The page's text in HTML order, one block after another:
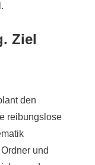
Ziel
den
reibungslose
und